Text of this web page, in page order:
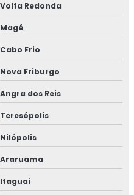
Volta Redonda
Magé
Cabo Frio
Nova Friburgo
Angra dos Reis
Teresópolis
Nilópolis
Araruama
Itaguaí